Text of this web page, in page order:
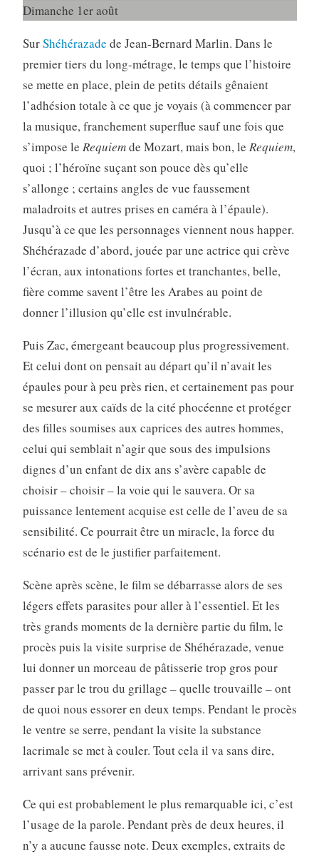
Dimanche 1er août
SurShéhérazade de Jean-Bernard Marlin. Dans le
premier tiers du long-métrage, le temps que l’histoire
se mette en place, plein de petits détails gênaient
l’adhésion totale à ce que je voyais (à commencer par
la musique, franchement superflue sauf une fois que
s’impose le Requiemde Mozart, mais bon, le Requiem,
quoi ; l’héroïne suçant son pouce dès qu’elle
s’allonge ; certains angles de vue faussement
maladroits et autres prises en caméra à l’épaule).
Jusqu’à ce que les personnages viennent nous happer.
Shéhérazade d’abord, jouée par une actrice qui crève
l’écran, aux intonations fortes et tranchantes, belle,
fière comme savent l’être les Arabes au point de
donner l’illusion qu’elle est invulnérable.
Puis Zac, émergeant beaucoup plus progressivement.
Et celui dont on pensait au départ qu’il n’avait les
épaules pour à peu près rien, et certainement pas pour
se mesurer aux caïds de la cité phocéenne et protéger
des filles soumises aux caprices des autres hommes,
celui qui semblait n’agir que sous des impulsions
dignes d’un enfant de dix ans s’avère capable de
choisir – choisir – la voie qui le sauvera. Or sa
puissance lentement acquise est celle de l’aveu de sa
sensibilité. Ce pourrait être un miracle, la force du
scénario est de le justifier parfaitement.
Scène après scène, le film se débarrasse alors de ses
légers effets parasites pour aller à l’essentiel. Et les
très grands moments de la dernière partie du film, le
procès puis la visite surprise de Shéhérazade, venue
lui donner un morceau de pâtisserie trop gros pour
passer par le trou du grillage – quelle trouvaille – ont
de quoi nous essorer en deux temps. Pendant le procès
le ventre se serre, pendant la visite la substance
lacrimale se met à couler. Tout cela il va sans dire,
arrivant sans prévenir.
Ce qui est probablement le plus remarquable ici, c’est
l’usage de la parole. Pendant près de deux heures, il
n’y a aucune fausse note. Deux exemples, extraits de